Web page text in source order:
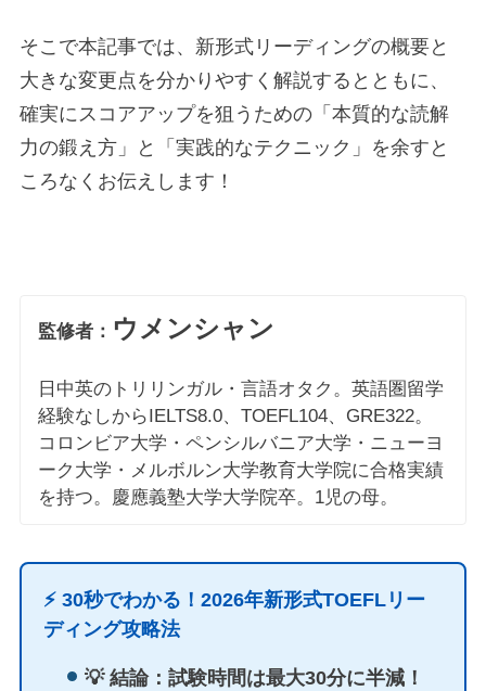
そこで本記事では、新形式リーディングの概要と
大きな変更点を分かりやすく解説するとともに、
確実にスコアアップを狙うための「本質的な読解
力の鍛え方」と「実践的なテクニック」を余すと
ころなくお伝えします！
監修者： ウメンシャン
日中英のトリリンガル・言語オタク。英語圏留学
経験なしからIELTS8.0、TOEFL104、GRE322。
コロンビア大学・ペンシルバニア大学・ニューヨ
ーク大学・メルボルン大学教育大学院に合格実績
を持つ。慶應義塾大学大学院卒。1児の母。
⚡️ 30秒でわかる！2026年新形式TOEFLリー
ディング攻略法
💡 結論：試験時間は最大30分に半減！